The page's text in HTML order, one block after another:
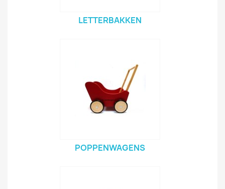
LETTERBAKKEN
POPPENWAGENS